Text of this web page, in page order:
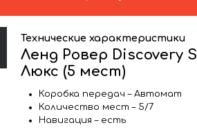
Технические характеристики
Ленд Ровер Discovery
Люкс (5 мест)
Коробка передач – Автомат
Количество мест – 5/7
Навигация – есть